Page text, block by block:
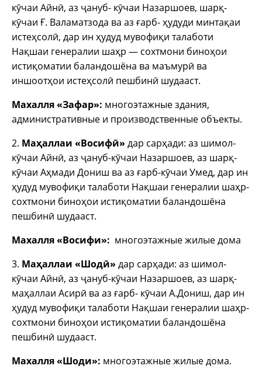
кӯчаи Айнӣ, аз ҷануб- кӯчаи Назаршоев, шарқ-
кӯчаи Ғ. Валаматзода ва аз ғарб- ҳудуди минтақаи
истеҳсолӣ, дар ин ҳудуд мувофиқи талаботи
Нақшаи генералии шаҳр — сохтмони биноҳои
истиқоматии баландошёна ва маъмурӣ ва
иншоотҳои истеҳсолӣ пешбинӣ шудааст.
Махалля «Зафар»: многоэтажные здания,
административные и производственные объекты.
2. Маҳаллаи «Восифӣ» дар сарҳади: аз шимол-
кӯчаи Айнӣ, аз ҷануб-кӯчаи Назаршоев, аз шарқ-
кӯчаи Аҳмади Дониш ва аз ғарб-кӯчаи Умед, дар ин
ҳудуд мувофиқи талаботи Нақшаи генералии шаҳр-
сохтмони биноҳои истиқоматии баландошёна
пешбинӣ шудааст.
Махалля «Восифи»: многоэтажные жилые дома
3. Маҳаллаи «Шодӣ» дар сарҳади: аз шимол-
кӯчаи Айнӣ, аз ҷануб-кӯчаи Назаршоев, аз шарқ-
маҳаллаи Асирӣ ва аз ғарб- кӯчаи А.Дониш, дар ин
ҳудуд мувофиқи талаботи Нақшаи генералии шаҳр-
сохтмони биноҳои истиқоматии баландошёна
пешбинӣ шудааст.
Махалля «Шоди»: многоэтажные жилые дома.